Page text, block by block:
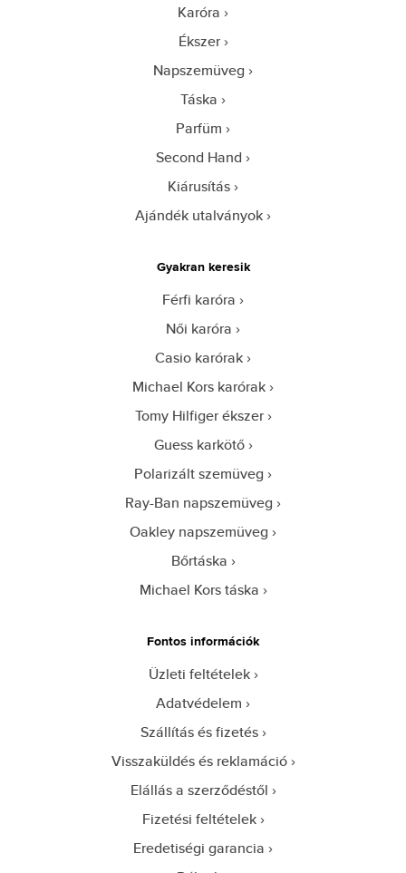
Karóra
Ékszer
Napszemüveg
Táska
Parfüm
Second Hand
Kiárusítás
Ajándék utalványok
Gyakran keresik
Férfi karóra
Női karóra
Casio karórak
Michael Kors karórak
Tomy Hilfiger ékszer
Guess karkötő
Polarizált szemüveg
Ray-Ban napszemüveg
Oakley napszemüveg
Bőrtáska
Michael Kors táska
Fontos információk
Üzleti feltételek
Adatvédelem
Szállítás és fizetés
Visszaküldés és reklamáció
Elállás a szerződéstől
Fizetési feltételek
Eredetiségi garancia